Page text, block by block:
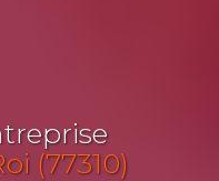
(77310)